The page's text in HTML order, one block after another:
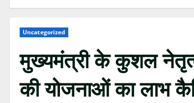
Uncategorized
मुख्यमंत्री के कुशल
की योजनाओं का लाभ